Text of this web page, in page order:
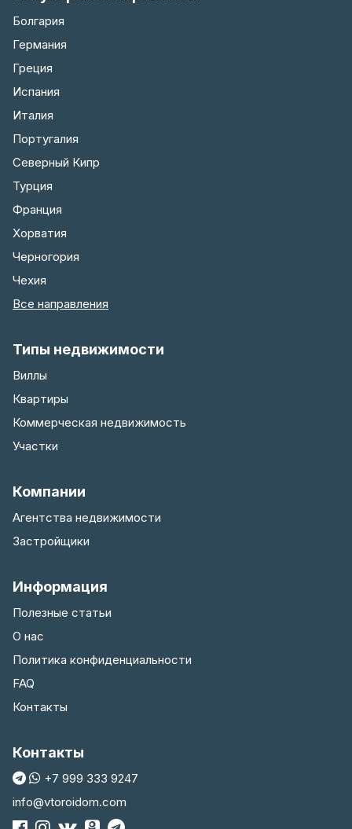
Болгария
Германия
Греция
Испания
Италия
Португалия
Северный Кипр
Турция
Франция
Хорватия
Черногория
Чехия
Все направления
Типы недвижимости
Виллы
Квартиры
Коммерческая недвижимость
Участки
Компании
Агентства недвижимости
Застройщики
Информация
Полезные статьи
О нас
Политика конфиденциальности
FAQ
Контакты
Контакты
+7 999 333 9247
info@vtoroidom.com